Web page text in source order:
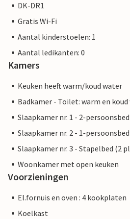
DK-DR1
Gratis Wi-Fi
Aantal kinderstoelen: 1
Aantal ledikanten: 0
Kamers
Keuken heeft warm/koud water
Badkamer - Toilet: warm en koud
Slaapkamer nr. 1 - 2-
Slaapkamer nr. 2 - 1-
Slaapkamer nr. 3 - Stapelbed (2
Woonkamer met open keuken
Voorzieningen
El.fornuis en oven : 4 kookplaten
Koelkast